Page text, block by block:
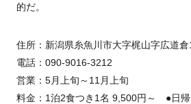
的だ。
住所：新潟県糸魚川市大字梶山字広道
電話：090-9016-3212
営業：5月上旬～11月上旬
料金：1泊2食つき1名 9,500円～ ●日